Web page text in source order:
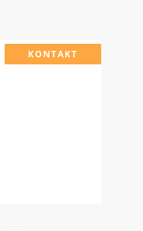
KONTAKT